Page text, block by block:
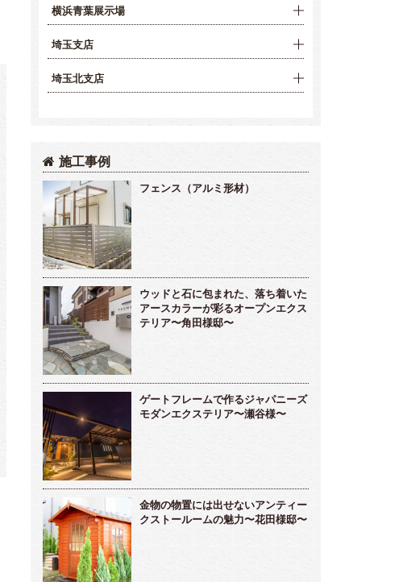
横浜青葉展示場
埼玉支店
埼玉北支店
施工事例
フェンス（アルミ形材）
ウッドと石に包まれた、落ち着いた
アースカラーが彩るオープンエクス
テリア〜角田様邸〜
ゲートフレームで作るジャパニーズ
モダンエクステリア〜瀬谷様〜
金物の物置には出せないアンティー
クストールームの魅力〜花田様邸〜